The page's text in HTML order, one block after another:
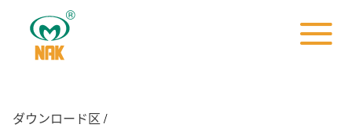
ダウンロード区 /